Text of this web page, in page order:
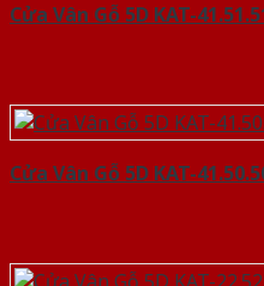
Cửa Vân Gỗ 5D KAT-
Cửa Vân Gỗ 5D KAT-